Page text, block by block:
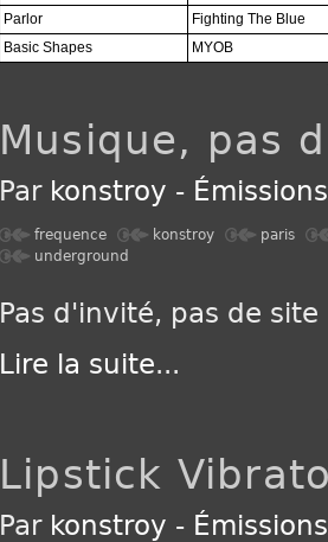
Parlor
Fighting The Blue
Basic Shapes
MYOB
Musique, pas
Par konstroy -
frequence konstroy
paris
underground
Pas d'invité, pas de
Lire la suite...
Lipstick
Par konstroy -